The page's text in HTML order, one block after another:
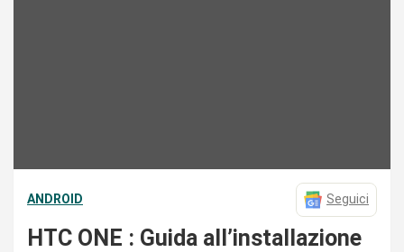
ANDROID Seguici
HTC ONE : Guida all’installazione